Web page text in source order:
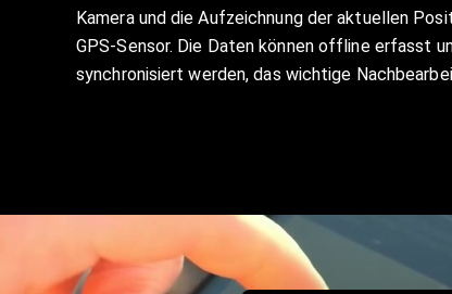
Kamera und die Aufzeichnung der aktuellen
GPS-Sensor. Die Daten können offline erfasst
synchronisiert werden, das wichtige